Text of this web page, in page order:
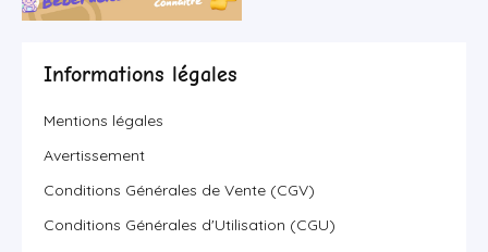
Informations légales
Mentions légales
Avertissement
Conditions Générales de Vente (CGV)
Conditions Générales d'Utilisation (CGU)